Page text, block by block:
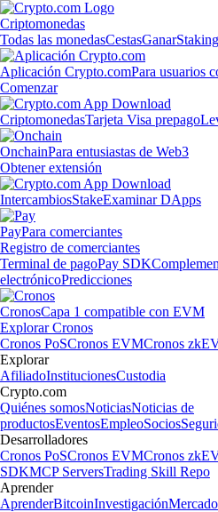
Criptomonedas
Todas las monedasCestasGanarStaking
Aplicación Crypto.comPara usuarios
Comenzar
CriptomonedasTarjeta Visa prepago
OnchainPara entusiastas de Web3
Obtener extensión
IntercambiosStakeExaminar DApps
PayPara comerciantes
Registro de comerciantes
Terminal de pagoPay SDK
electrónicoPredicciones
CronosCapa 1 compatible con EVM
Explorar Cronos
Cronos PoSCronos EVMCronos
Explorar
AfiliadoInstitucionesCustodia
Crypto.com
Quiénes somosNoticiasNoticias de
productosEventosEmpleoSocios
Desarrolladores
Cronos PoSCronos EVMCronos
SDKMCP ServersTrading Skill Repo
Aprender
AprenderBitcoinInvestigaciónMercado